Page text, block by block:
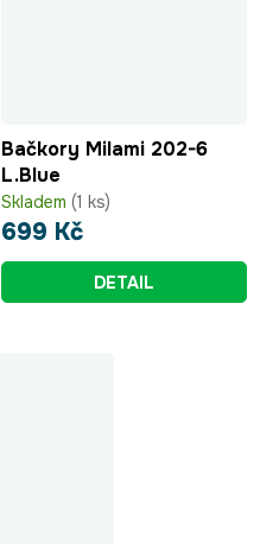
Bačkory Milami 202-6
L.Blue
Skladem (1 ks)
699 Kč
DETAIL